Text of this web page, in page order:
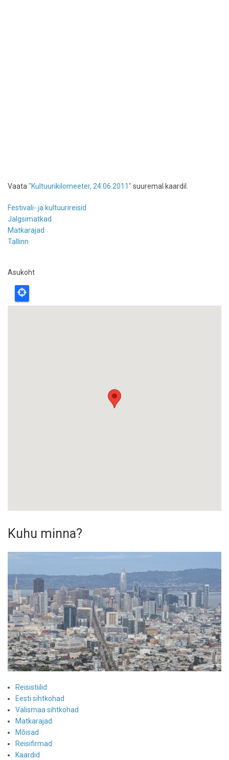
Vaata "Kultuurikilomeeter, 24.06.2011" suuremal kaardil.
Festivali- ja kultuurireisid
Jalgsimatkad
Matkarajad
Tallinn
Asukoht
Kuhu minna?
Reisistiilid
Eesti sihtkohad
Välismaa sihtkohad
Matkarajad
Mõisad
Reisifirmad
Kaardid